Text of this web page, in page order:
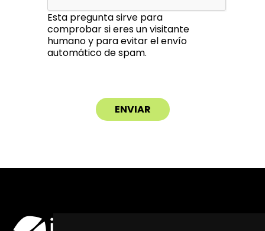
Esta pregunta sirve para
comprobar si eres un visitante
humano y para evitar el envío
automático de spam.